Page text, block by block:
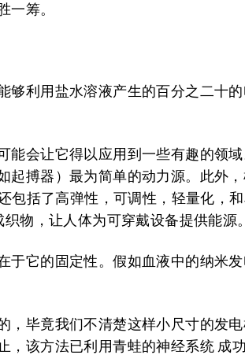
一筹。
够利用盐水溶液产生的百分之二十
能会让它得以应用到一些有趣的领
起搏器）最为简单的动力源。此外
包括了高弹性，可调性，轻量化，
物，让人体为可穿戴设备提供能源。
于它的固定性。假如血液中的纳米发
，毕竟我们不清楚这样小尺寸的发
，该方法已利用青蛙的神经系统 成